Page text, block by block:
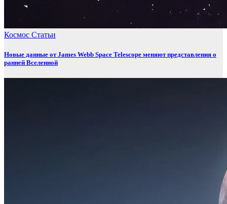
Космос Статьи
Новые данные от James Webb Space Telescope меняют представления о
ранней Вселенной